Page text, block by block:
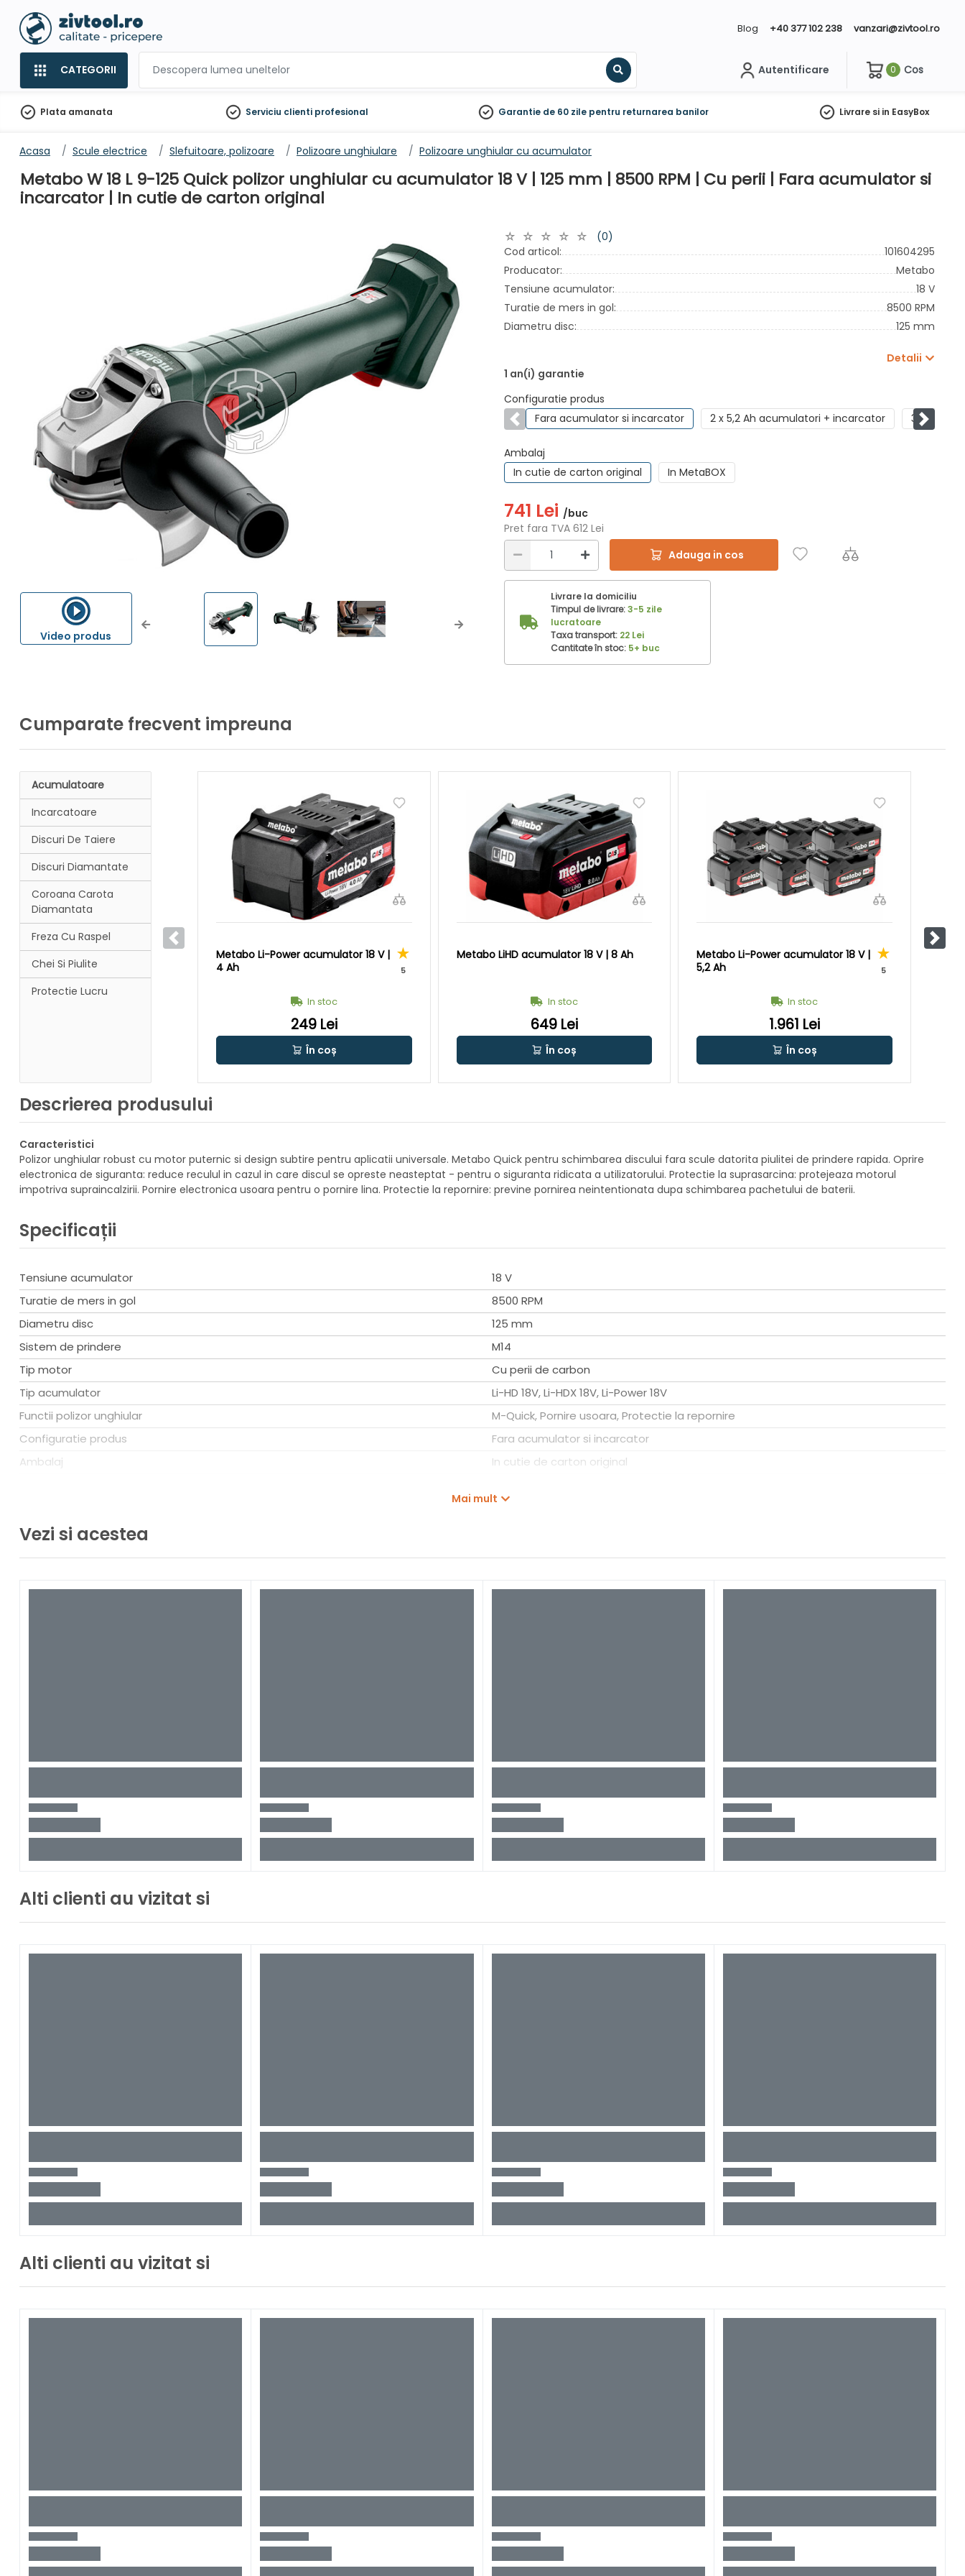
Blog +40 377 102 238 vanzari@zivtool.ro
CATEGORII
Search
Autentificare 0 Cos
Plata amanata Serviciu clienti profesional Garantie de 60 zile pentru returnarea banilor Livrare si in EasyBox
Acasa Scule electrice Slefuitoare, polizoare Polizoare unghiulare Polizoare unghiular cu acumulator
Metabo W 18 L 9-125 Quick polizor unghiular cu acumulator 18 V | 125 mm | 8500 RPM | Cu perii | Fara acumulator si
incarcator | In cutie de carton original
Video produs Previous Next
(0)
Cod articol:
101604295
Producator:
Metabo
Tensiune acumulator:
18 V
Turatie de mers in gol:
8500 RPM
Diametru disc:
125 mm
Detalii
1 an(i) garantie
Configuratie produs
AnteriorFara acumulator si incarcator 2 x 5,2 Ah acumulatori + incarcator 3 x 4 Ah
Pasul
Ambalaj
In cutie de carton original
In MetaBOX
741 Lei /buc
Pret fara TVA 612 Lei
Adauga in cos
Livrare la domiciliu
Timpul de livrare:3-5 zile
lucratoare
Taxa transport: 22 Lei
Cantitate în stoc: 5+ buc
Cumparate frecvent impreuna
Acumulatoare
Incarcatoare
Discuri De Taiere
Discuri Diamantate
Coroana Carota
Diamantata
Freza Cu Raspel
Chei Si Piulite
Protectie Lucru
Anterior Pasul
Metabo Li-Power acumulator 18 V |
4 Ah
5
In stoc
249 Lei
În coș
Metabo LiHD acumulator 18 V | 8 Ah
In stoc
649 Lei
În coș
Metabo Li-Power acumulator 18 V |
5,2 Ah
5
In stoc
1.961 Lei
În coș
Descrierea produsului
Caracteristici
Polizor unghiular robust cu motor puternic si design subtire pentru aplicatii universale. Metabo Quick pentru schimbarea discului fara scule datorita piulitei de prindere rapida. Oprire
electronica de siguranta: reduce reculul in cazul in care discul se opreste neasteptat - pentru o siguranta ridicata a utilizatorului. Protectie la suprasarcina: protejeaza motorul
impotriva supraincalzirii. Pornire electronica usoara pentru o pornire lina. Protectie la repornire: previne pornirea neintentionata dupa schimbarea pachetului de baterii.
Specificații
Tensiune acumulator
18 V
Turatie de mers in gol
8500 RPM
Diametru disc
125 mm
Sistem de prindere
M14
Tip motor
Cu perii de carbon
Tip acumulator
Li-HD 18V, Li-HDX 18V, Li-Power 18V
Functii polizor unghiular
M-Quick, Pornire usoara, Protectie la repornire
Configuratie produs
Fara acumulator si incarcator
Ambalaj
In cutie de carton original
Mai mult
Vezi si acestea
Alti clienti au vizitat si
Alti clienti au vizitat si